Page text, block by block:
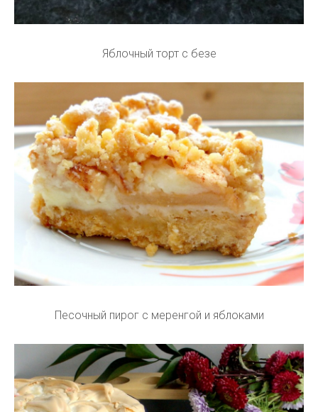
Яблочный торт с безе
Песочный пирог с меренгой и яблоками